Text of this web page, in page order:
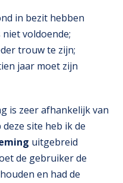
in bezit hebben
voldoende;
trouw te zijn;
jaar moet zijn
is zeer afhankelijk van
site heb ik de
uitgebreid
de gebruiker de
en had de